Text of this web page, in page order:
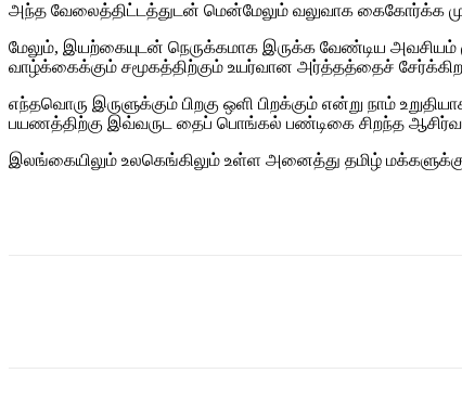
அந்த வேலைத்திட்டத்துடன் மென்மேலும் வலுவாக கைகோர்க்க
மேலும், இயற்கையுடன் நெருக்கமாக இருக்க வேண்டிய
வாழ்க்கைக்கும் சமூகத்திற்கும் உயர்வான அர்த்தத்தைச்
எந்தவொரு இருளுக்கும் பிறகு ஒளி பிறக்கும் என்று நாம்
பயணத்திற்கு இவ்வருட தைப் பொங்கல் பண்டிகை சிறந்த
இலங்கையிலும் உலகெங்கிலும் உள்ள அனைத்து தமிழ்